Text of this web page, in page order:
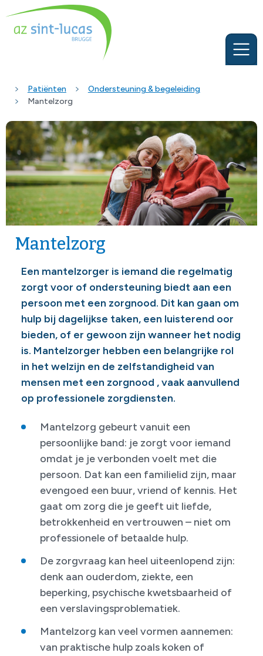
Patiënten
Ondersteuning & begeleiding
Mantelzorg
Mantelzorg
Een mantelzorger is iemand die regelmatig
zorgt voor of ondersteuning biedt aan een
persoon met een zorgnood. Dit kan gaan om
hulp bij dagelijkse taken, een luisterend oor
bieden, of er gewoon zijn wanneer het nodig
is. Mantelzorger hebben een belangrijke rol
in het welzijn en de zelfstandigheid van
mensen met een zorgnood , vaak aanvullend
op professionele zorgdiensten.
Mantelzorg gebeurt vanuit een
persoonlijke band: je zorgt voor iemand
omdat je je verbonden voelt met die
persoon. Dat kan een familielid zijn, maar
evengoed een buur, vriend of kennis. Het
gaat om zorg die je geeft uit liefde,
betrokkenheid en vertrouwen – niet om
professionele of betaalde hulp.
De zorgvraag kan heel uiteenlopend zijn:
denk aan ouderdom, ziekte, een
beperking, psychische kwetsbaarheid of
een verslavingsproblematiek.
Mantelzorg kan veel vormen aannemen:
van praktische hulp zoals koken of